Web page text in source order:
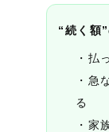
“続く額
払
急
る
家